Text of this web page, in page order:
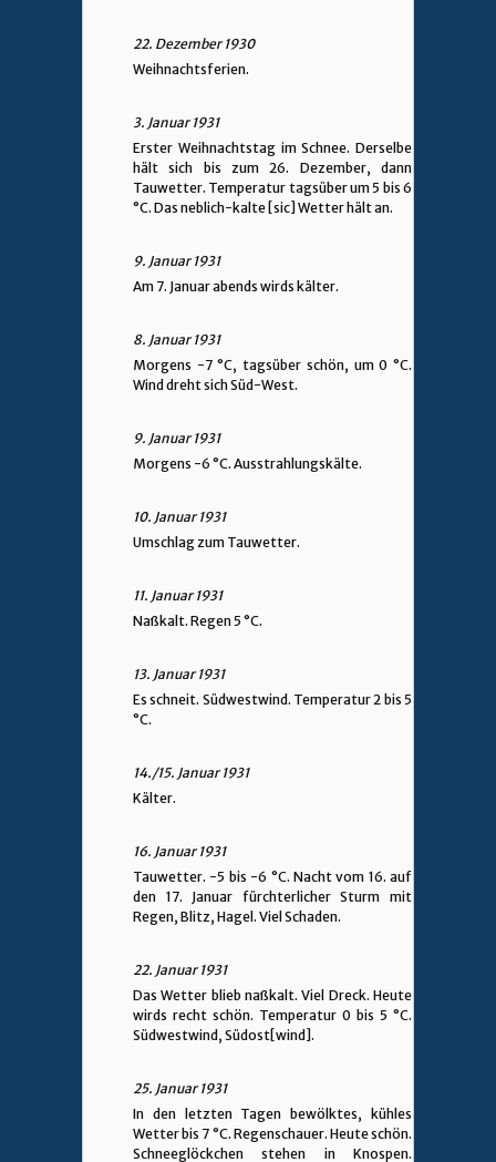
22. Dezember 1930
Weihnachtsferien.
3. Januar 1931
Erster Weihnachtstag im Schnee. Derselbe
hält sich bis zum 26. Dezember, dann
Tauwetter. Temperatur tagsüber um 5 bis 6
°C. Das neblich-kalte [sic] Wetter hält an.
9. Januar 1931
Am 7. Januar abends wirds kälter.
8. Januar 1931
Morgens -7 °C, tagsüber schön, um 0 °C.
Wind dreht sich Süd-West.
9. Januar 1931
Morgens -6 °C. Ausstrahlungskälte.
10. Januar 1931
Umschlag zum Tauwetter.
11. Januar 1931
Naßkalt. Regen 5 °C.
13. Januar 1931
Es schneit. Südwestwind. Temperatur 2 bis 5
°C.
14./15. Januar 1931
Kälter.
16. Januar 1931
Tauwetter. -5 bis -6 °C. Nacht vom 16. auf
den 17. Januar fürchterlicher Sturm mit
Regen, Blitz, Hagel. Viel Schaden.
22. Januar 1931
Das Wetter blieb naßkalt. Viel Dreck. Heute
wirds recht schön. Temperatur 0 bis 5 °C.
Südwestwind, Südost[wind].
25. Januar 1931
In den letzten Tagen bewölktes, kühles
Wetter bis 7 °C. Regenschauer. Heute schön.
Schneeglöckchen stehen in Knospen.